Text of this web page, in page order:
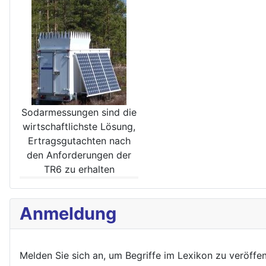
Sodarmessungen sind die
wirt­schaftlichste Lösung,
Ertrags­gutachten nach
den Anforde­rungen der
TR6 zu erhalten
Anmeldung
Melden Sie sich an, um Begriffe im Lexikon zu